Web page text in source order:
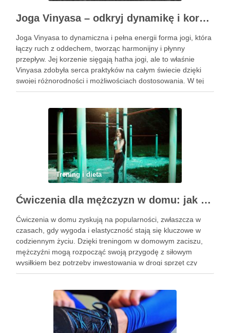
Joga Vinyasa – odkryj dynamikę i korzyści tej praktyki
Joga Vinyasa to dynamiczna i pełna energii forma jogi, która
łączy ruch z oddechem, tworząc harmonijny i płynny
przepływ. Jej korzenie sięgają hatha jogi, ale to właśnie
Vinyasa zdobyła serca praktyków na całym świecie dzięki
swojej różnorodności i możliwościach dostosowania. W tej
praktyce każdy ruch jest zsynchronizowany z oddechem, co
Trening i dieta
Ćwiczenia dla mężczyzn w domu: jak zacząć i utrzymać motywację
Ćwiczenia w domu zyskują na popularności, zwłaszcza w
czasach, gdy wygoda i elastyczność stają się kluczowe w
codziennym życiu. Dzięki treningom w domowym zaciszu,
mężczyźni mogą rozpocząć swoją przygodę z siłowym
wysiłkiem bez potrzeby inwestowania w drogi sprzęt czy
dojazdy do siłowni. Regularne ćwiczenia, które można